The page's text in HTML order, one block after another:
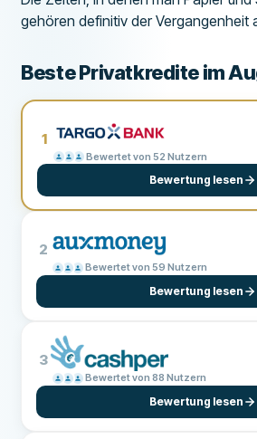
gehören definitiv der Vergangenheit
Beste Privatkredite im
1
Bewertet von 52 Nutzern
Bewertung lesen
2
Bewertet von 59 Nutzern
Bewertung lesen
3
Bewertet von 88 Nutzern
Bewertung lesen